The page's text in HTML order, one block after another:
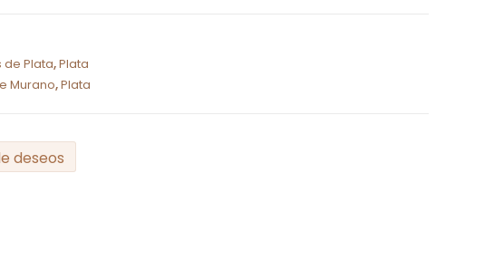
de Plata,Plata
Murano,Plata
deseos